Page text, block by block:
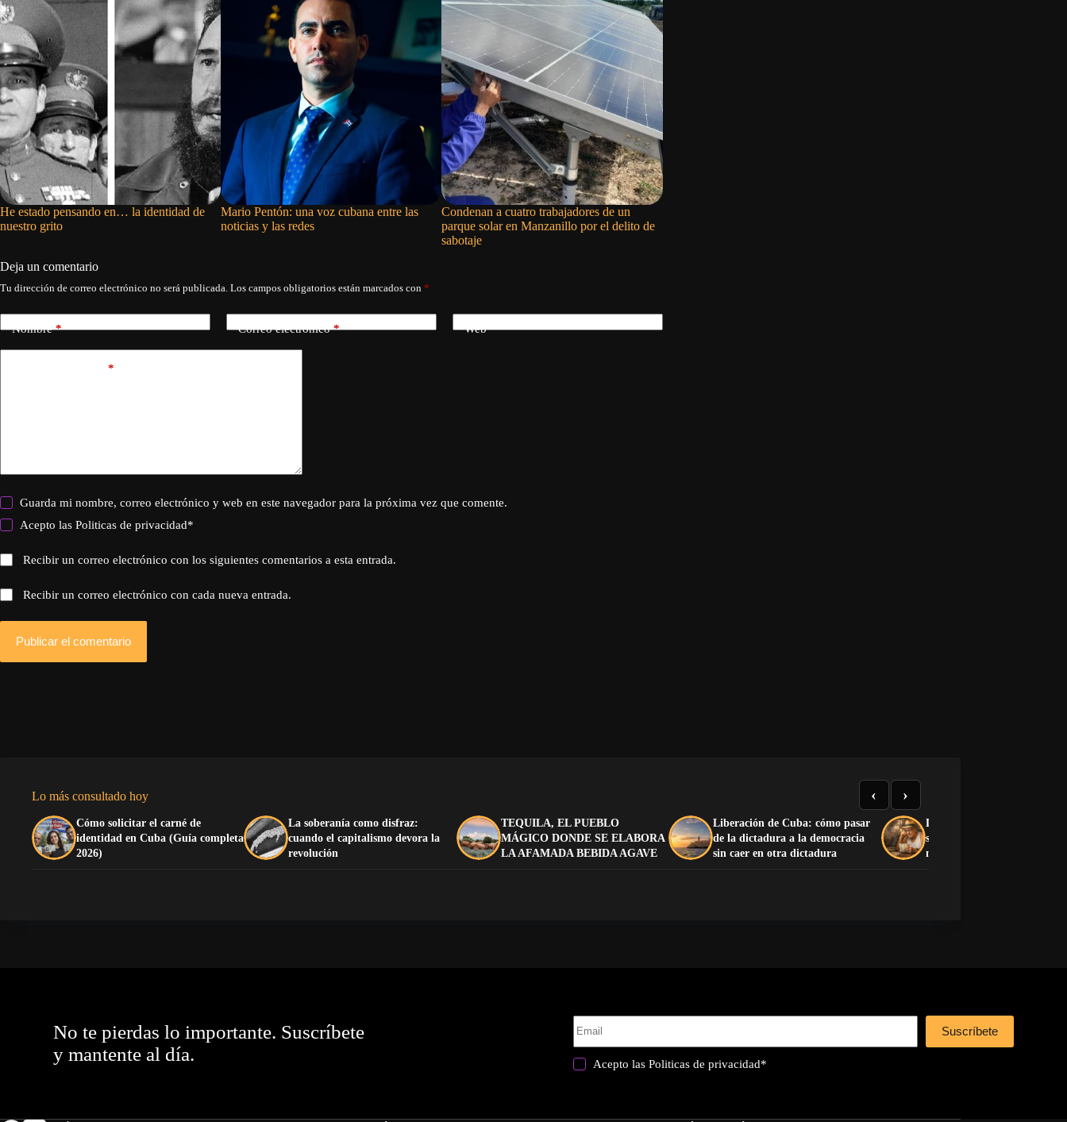
He estado pensando en… la identidad de
nuestro grito
Mario Pentón: una voz cubana entre las
noticias y las redes
Condenan a cuatro trabajadores de un
parque solar en Manzanillo por el delito de
sabotaje
Deja un comentario
Tu dirección de correo electrónico no será publicada. Los campos obligatorios están marcados con *
Nombre* Correo electrónico* Web
*
Guarda mi nombre, correo electrónico y web en este navegador para la próxima vez que comente.
Acepto lasPoliticas de privacidad*
Recibir un correo electrónico con los siguientes comentarios a esta entrada.
Recibir un correo electrónico con cada nueva entrada.
Publicar el comentario
Lo más consultado hoy
Cómo solicitar el carné de
identidad en Cuba (Guía completa
2026)
La soberanía como disfraz:
cuando el capitalismo devora la
revolución
TEQUILA, EL PUEBLO
MÁGICO DONDE SE ELABORA
LA AFAMADA BEBIDA AGAVE
Liberación de Cuba: cómo pasar
de la dictadura a la democracia
sin caer en otra dictadura
La Charada Cubana:
significado y lista completa
números del 1 al 100
‹ ›
No te pierdas lo importante. Suscríbete
y mantente al día.
Suscríbete
Acepto lasPoliticas de privacidad*